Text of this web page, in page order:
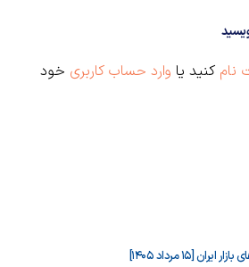
نام کنید یا وارد حساب کاربری خود
[15 مرداد 1405]